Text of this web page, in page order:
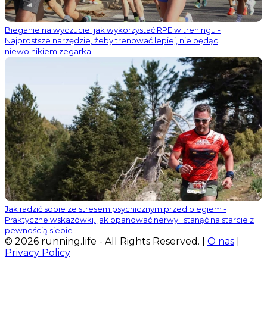
Bieganie na wyczucie: jak wykorzystać RPE w treningu -
Najprostsze narzędzie, żeby trenować lepiej, nie będąc
niewolnikiem zegarka
Jak radzić sobie ze stresem psychicznym przed biegiem -
Praktyczne wskazówki, jak opanować nerwy i stanąć na starcie z
pewnością siebie
© 2026 running.life - All Rights Reserved. | O nas
Privacy Policy